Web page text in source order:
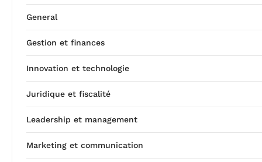
General
Gestion et finances
Innovation et technologie
Juridique et fiscalité
Leadership et management
Marketing et communication